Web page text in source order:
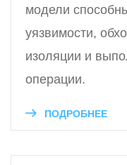
модели
уязвимости,
изоляции и
операции.
ПОДРОБНЕЕ